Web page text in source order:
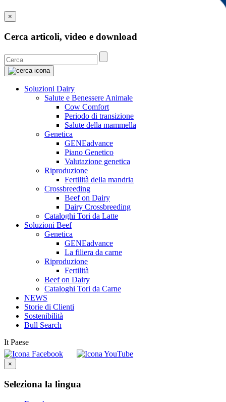
×
Cerca articoli, video e download
Soluzioni Dairy
Salute e Benessere Animale
Cow Comfort
Periodo di transizione
Salute della mammella
Genetica
GENEadvance
Piano Genetico
Valutazione genetica
Riproduzione
Fertilità della mandria
Crossbreeding
Beef on Dairy
Dairy Crossbreeding
Cataloghi Tori da Latte
Soluzioni Beef
Genetica
GENEadvance
La filiera da carne
Riproduzione
Fertilità
Beef on Dairy
Cataloghi Tori da Carne
NEWS
Storie di Clienti
Sostenibilità
Bull Search
It Paese
×
Seleziona la lingua